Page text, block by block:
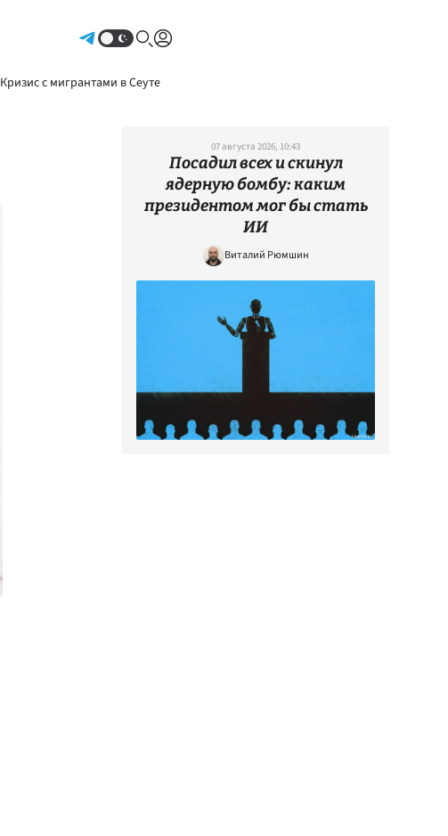
Кризис с мигрантами в Сеуте
07 августа 2026, 10:43
Посадил всех и скинул
ядерную бомбу: каким
президентом мог бы стать
ИИ
Виталий Рюмшин